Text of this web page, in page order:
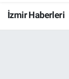
İzmir Haberleri
Resmi